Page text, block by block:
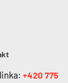
+420 775